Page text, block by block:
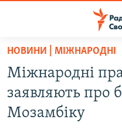
Перейти
основного
матеріалу
Перейти
до
ВСЕ ЗА ДОБУ
СТАТТІ
НОВИНИ | МІЖНАРОДНІ
Міжнародні
заявляють про
Мозамбіку